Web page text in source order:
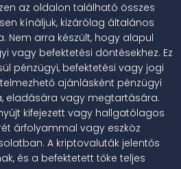
az oldalon található összes
kínáljuk, kizárólag általános
Nem arra készült, hogy alapul
vagy befektetési döntésekhez. Ez
pénzügyi, befektetési vagy jogi
ajánlásként pénzügyi
eladására vagy megtartására.
kifejezett vagy hallgatólagos
árfolyammal vagy eszköz
A kriptovaluták jelentős
és a befektetett tőke teljes